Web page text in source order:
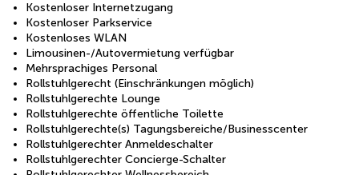
Kostenloser Internetzugang
Kostenloser Parkservice
Kostenloses WLAN
Limousinen-/Autovermietung verfügbar
Mehrsprachiges Personal
Rollstuhlgerecht (Einschränkungen möglich)
Rollstuhlgerechte Lounge
Rollstuhlgerechte öffentliche Toilette
Rollstuhlgerechte(s) Tagungsbereiche/Businesscenter
Rollstuhlgerechter Anmeldeschalter
Rollstuhlgerechter Concierge-Schalter